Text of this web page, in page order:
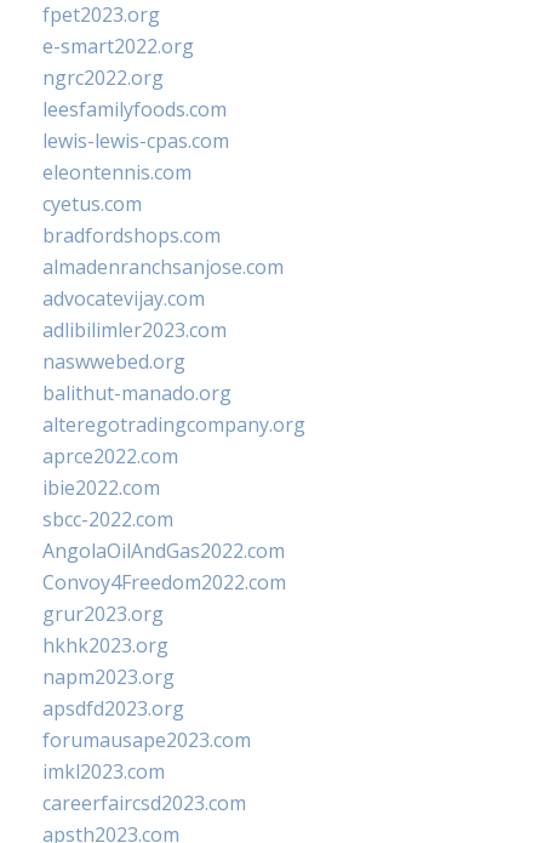
fpet2023.org
e-smart2022.org
ngrc2022.org
leesfamilyfoods.com
lewis-lewis-cpas.com
eleontennis.com
cyetus.com
bradfordshops.com
almadenranchsanjose.com
advocatevijay.com
adlibilimler2023.com
naswwebed.org
balithut-manado.org
alteregotradingcompany.org
aprce2022.com
ibie2022.com
sbcc-2022.com
AngolaOilAndGas2022.com
Convoy4Freedom2022.com
grur2023.org
hkhk2023.org
napm2023.org
apsdfd2023.org
forumausape2023.com
imkl2023.com
careerfaircsd2023.com
apsth2023.com